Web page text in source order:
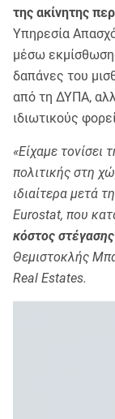
της ακίνητης
Υπηρεσία
μέσω
δαπάνες του
από τη ΔΥΠΑ,
ιδιωτικούς
«Είχαμε τονίσει
πολιτικής στη
ιδιαίτερα μετά
Eurostat, που
κόστος
Θεμιστοκλής
Real Estates.